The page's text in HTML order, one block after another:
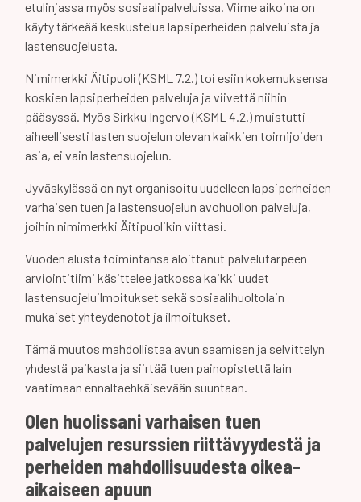
etulinjassa myös sosiaalipalveluissa. Viime aikoina on
käyty tärkeää keskustelua lapsiperheiden palveluista ja
lastensuojelusta.
Nimimerkki Äitipuoli (KSML 7.2.) toi esiin kokemuksensa
koskien lapsiperheiden palveluja ja viivettä niihin
pääsyssä. Myös Sirkku Ingervo (KSML 4.2.) muistutti
aiheellisesti lasten suojelun olevan kaikkien toimijoiden
asia, ei vain lastensuojelun.
Jyväskylässä on nyt organisoitu uudelleen lapsiperheiden
varhaisen tuen ja lastensuojelun avohuollon palveluja,
joihin nimimerkki Äitipuolikin viittasi.
Vuoden alusta toimintansa aloittanut palvelutarpeen
arviointitiimi käsittelee jatkossa kaikki uudet
lastensuojeluilmoitukset sekä sosiaalihuoltolain
mukaiset yhteydenotot ja ilmoitukset.
Tämä muutos mahdollistaa avun saamisen ja selvittelyn
yhdestä paikasta ja siirtää tuen painopistettä lain
vaatimaan ennaltaehkäisevään suuntaan.
Olen huolissani varhaisen tuen
palvelujen resurssien riittävyydestä ja
perheiden mahdollisuudesta oikea-
aikaiseen apuun